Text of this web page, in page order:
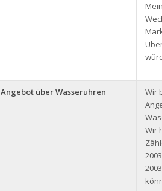
Angebot über Wasseruhren
Wir
Wir